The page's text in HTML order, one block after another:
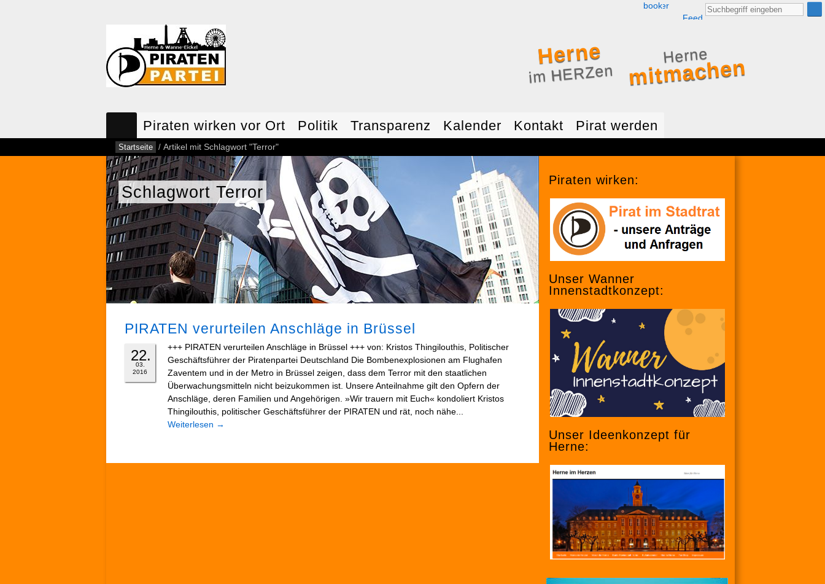
Facebook
TwitterRSS
Feed
Suche
nach:
Piraten wirken vor Ort Politik Transparenz Kalender Kontakt Pirat werden
Herne
im HERZen
Herne
mitmachen
Startseite / Artikel mit Schlagwort "Terror"
Schlagwort Terror
PIRATEN verurteilen Anschläge in Brüssel
22.
03.
2016
+++ PIRATEN verurteilen Anschläge in Brüssel +++ von: Kristos Thingilouthis, Politischer
Geschäftsführer der Piratenpartei Deutschland Die Bombenexplosionen am Flughafen
Zaventem und in der Metro in Brüssel zeigen, dass dem Terror mit den staatlichen
Überwachungsmitteln nicht beizukommen ist. Unsere Anteilnahme gilt den Opfern der
Anschläge, deren Familien und Angehörigen. »Wir trauern mit Euch« kondoliert Kristos
Thingilouthis, politischer Geschäftsführer der PIRATEN und rät, noch nähe...
Weiterlesen →
Piraten wirken:
Unser Wanner
Innenstadtkonzept:
Unser Ideenkonzept für
Herne: